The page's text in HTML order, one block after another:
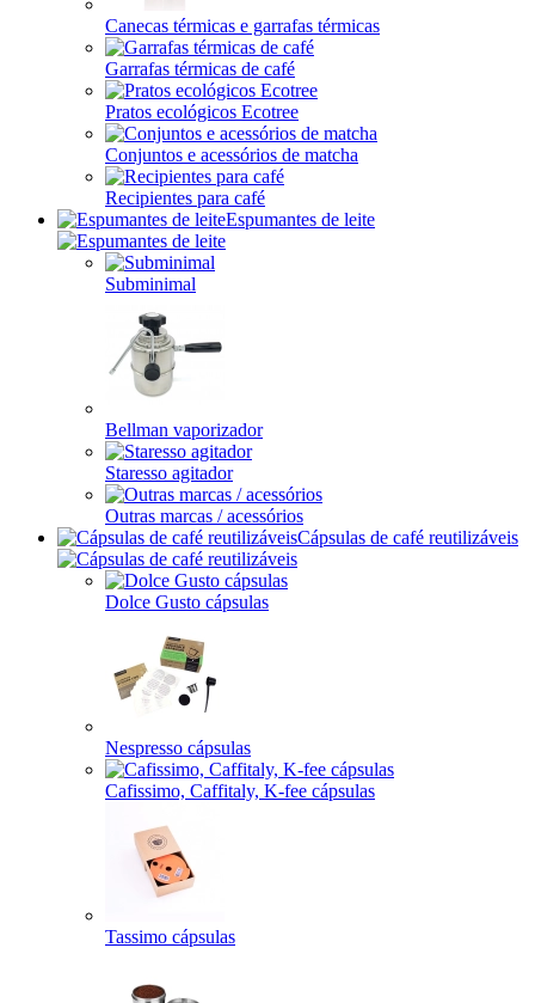
Canecas térmicas e garrafas térmicas
Garrafas térmicas de café
Pratos ecológicos Ecotree
Conjuntos e acessórios de matcha
Recipientes para café
Espumantes de leite
Subminimal
Bellman vaporizador
Staresso agitador
Outras marcas / acessórios
Cápsulas de café reutilizáveis
Dolce Gusto cápsulas
Nespresso cápsulas
Cafissimo, Caffitaly, K-fee cápsulas
Tassimo cápsulas